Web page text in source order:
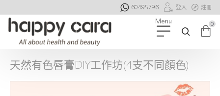
60495796 登入 註冊
0
天然有色唇膏DIY工作坊(4支不同顏色)